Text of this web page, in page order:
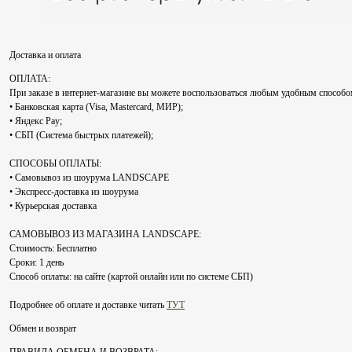
Доставка и оплата
ОПЛАТА:
При заказе в интернет-магазине вы можете воспользоваться любым удобным
• Банковская карта (Visa, Mastercard, МИР);
• Яндекс Pay;
• СБП (Система быстрых платежей);
СПОСОБЫ ОПЛАТЫ:
• Самовывоз из шоурума LANDSCAPE
• Экспресс-доставка из шоурума
• Курьерская доставка
САМОВЫВОЗ ИЗ МАГАЗИНА LANDSCAPE:
Стоимость: Бесплатно
Сроки: 1 день
Способ оплаты: на сайте (картой онлайн или по системе СБП)
Подробнее об оплате и доставке читать ТУТ
Обмен и возврат